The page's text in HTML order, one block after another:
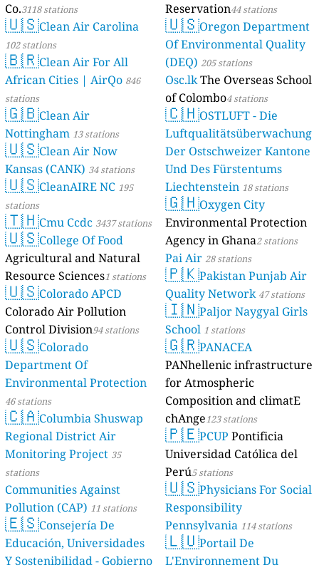
Co.3118 stations
🇺🇸Clean Air Carolina
102 stations
🇧🇷Clean Air For All
African Cities | AirQo 846
stations
🇬🇧Clean Air
Nottingham 13 stations
🇺🇸Clean Air Now
Kansas (CANK) 34 stations
🇺🇸CleanAIRE NC 195
stations
🇹🇭Cmu Ccdc 3437 stations
🇺🇸College Of Food
Agricultural and Natural
Resource Sciences1 stations
🇺🇸Colorado APCD
Colorado Air Pollution
Control Division94 stations
🇺🇸Colorado
Department Of
Environmental Protection
46 stations
🇨🇦Columbia Shuswap
Regional District Air
Monitoring Project 35
stations
Communities Against
Pollution (CAP) 11 stations
🇪🇸Consejería De
Educación, Universidades
Y Sostenibilidad - Gobierno
Reservation44 stations
🇺🇸Oregon Department
Of Environmental Quality
(DEQ) 205 stations
Osc.lkThe Overseas School
of Colombo4 stations
🇨🇭OSTLUFT - Die
Luftqualitätsüberwachung
Der Ostschweizer Kantone
Und Des Fürstentums
Liechtenstein 18 stations
🇬🇭Oxygen City
Environmental Protection
Agency in Ghana2 stations
Pai Air 28 stations
🇵🇰Pakistan Punjab Air
Quality Network 47 stations
🇮🇳Paljor Naygyal Girls
School 1 stations
🇬🇷PANACEA
PANhellenic infrastructure
for Atmospheric
Composition and climatE
chAnge123 stations
🇵🇪PCUP Pontificia
Universidad Católica del
Perú5 stations
🇺🇸Physicians For Social
Responsibility
Pennsylvania 114 stations
🇱🇺Portail De
L'Environnement Du